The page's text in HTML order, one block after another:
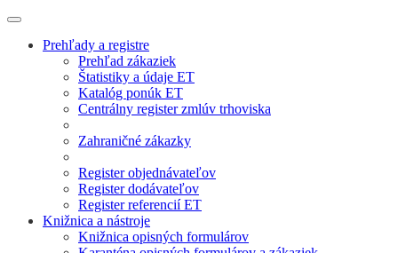
Prehľady a registre
Prehľad zákaziek
Štatistiky a údaje ET
Katalóg ponúk ET
Centrálny register zmlúv trhoviska
Zahraničné zákazky
Register objednávateľov
Register dodávateľov
Register referencií ET
Knižnica a nástroje
Knižnica opisných formulárov